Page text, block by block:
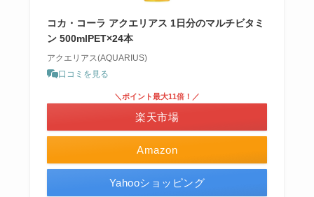
コカ・コーラ アクエリアス 1日分のマルチビタミ
ン 500mlPET×24本
アクエリアス(AQUARIUS)
口コミを見る
Amazon
＼ポイント最大11倍！／
楽天市場
Yahooショッピング